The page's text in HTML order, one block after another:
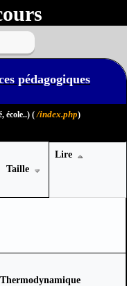
pédagogiques
école..) ( /index.php)
Taille
Lire